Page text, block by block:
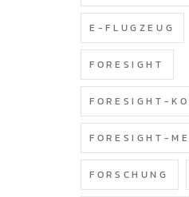
E-FLUGZEUG
FORESIGHT
FORESIGHT-
FORESIGHT-
FORSCHUNG